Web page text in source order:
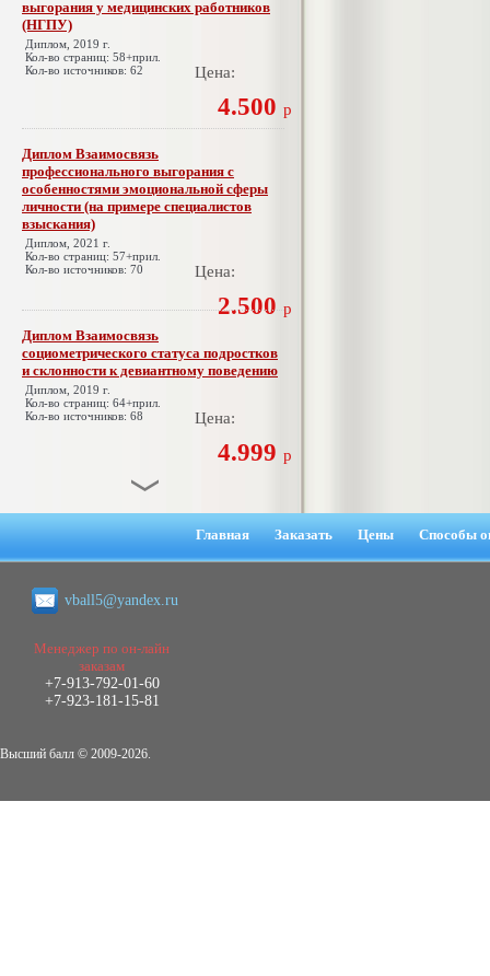
выгорания у медицинских работников
(НГПУ)
Диплом, 2019 г.
Кол-во страниц: 58+прил.
Кол-во источников: 62
Цена:
4.500 р
Диплом Взаимосвязь
профессионального выгорания с
особенностями эмоциональной сферы
личности (на примере специалистов
взыскания)
Диплом, 2021 г.
Кол-во страниц: 57+прил.
Кол-во источников: 70
Цена:
2.500 р
Диплом Взаимосвязь
социометрического статуса подростков
и склонности к девиантному поведению
Диплом, 2019 г.
Кол-во страниц: 64+прил.
Кол-во источников: 68
Цена:
4.999 р
Диплом Взаимосвязь эмпатии и
негативных эмоциональных состояний
Диплом, 2021 г.
Кол-во страниц: 51+прил.
Кол-во источников: 77
Диплом Виндикационный иск
Главная Заказать Цены Способы
vball5@yandex.ru
Менеджер по он-лайн
заказам
+7-913-792-01-60
+7-923-181-15-81
Высший балл © 2009-2026.